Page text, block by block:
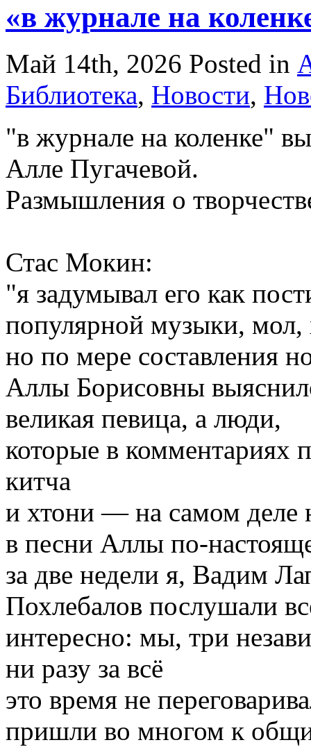
«в журнале на
Май 14th, 2026 Posted in
Библиотека, Новости,
"в журнале на коленке"
Алле Пугачевой.
Размышления о
Стас Мокин:
"я задумывал его как
популярной музыки, мол,
но по мере составления
Аллы Борисовны
великая певица, а люди,
которые в комментариях
китча
и хтони — на самом деле
в песни Аллы по-
за две недели я, Вадим
Похлебалов послушали
интересно: мы, три
ни разу за всё
это время не
пришли во многом к